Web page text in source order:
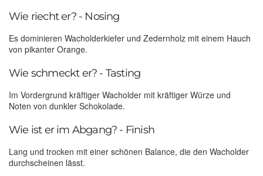
Wie riecht er? - Nosing
Es dominieren Wacholderkiefer und Zedernholz mit einem Hauch
von pikanter Orange.
Wie schmeckt er? - Tasting
Im Vordergrund kräftiger Wacholder mit kräftiger Würze und
Noten von dunkler Schokolade.
Wie ist er im Abgang? - Finish
Lang und trocken mit einer schönen Balance, die den Wacholder
durchscheinen lässt.